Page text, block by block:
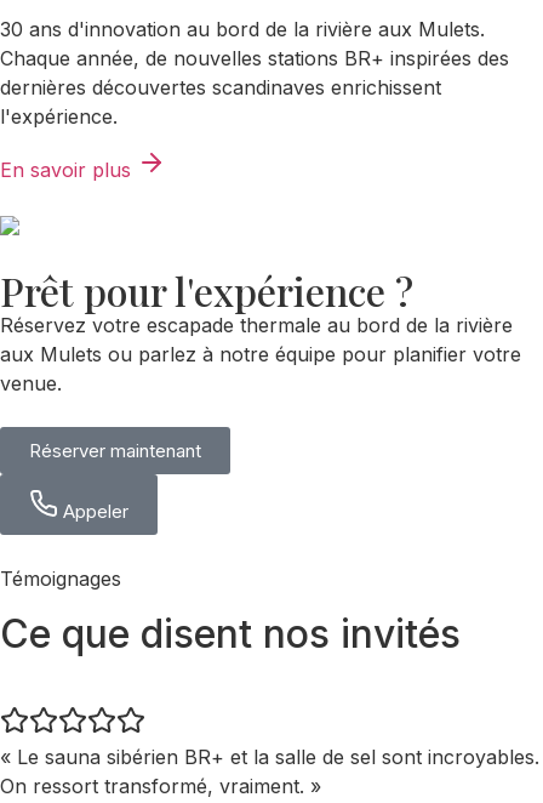
30 ans d'innovation au bord de la rivière aux Mulets.
Chaque année, de nouvelles stations BR+ inspirées des
dernières découvertes scandinaves enrichissent
l'expérience.
En savoir plus
Prêt pour l'expérience ?
Réservez votre escapade thermale au bord de la rivière
aux Mulets ou parlez à notre équipe pour planifier votre
venue.
Réserver maintenant
Appeler
Témoignages
Ce que disent nos invités
« Le sauna sibérien BR+ et la salle de sel sont incroyables.
On ressort transformé, vraiment. »